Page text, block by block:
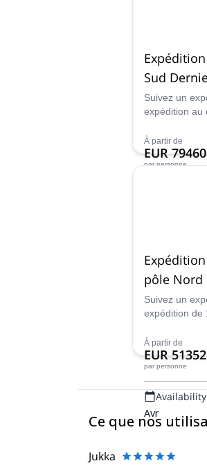
Sud
Suivez un
expédition au
ski et profitez
À partir de
EUR 79460
par personne
pôle Nord
Suivez un
expédition de
géographique.
À partir de
EUR 51352
par personne
Avr
Ce que nos
Jukka